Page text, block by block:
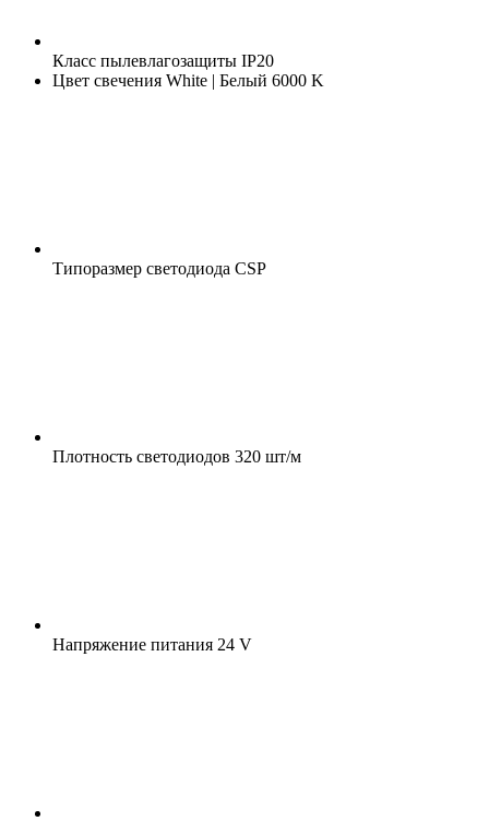
Класс пылевлагозащиты IP20
Цвет свечения White | Белый 6000 K
Типоразмер светодиода CSP
Плотность светодиодов 320 шт/м
Напряжение питания 24 V